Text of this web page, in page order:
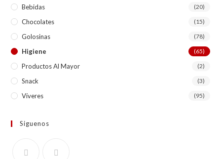
Bebidas (20)
Chocolates (15)
Golosinas (78)
Higiene (65)
Productos Al Mayor (2)
Snack (3)
Víveres (95)
Siguenos